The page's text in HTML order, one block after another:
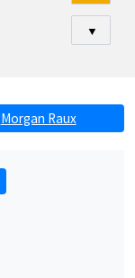
▼
Morgan Raux